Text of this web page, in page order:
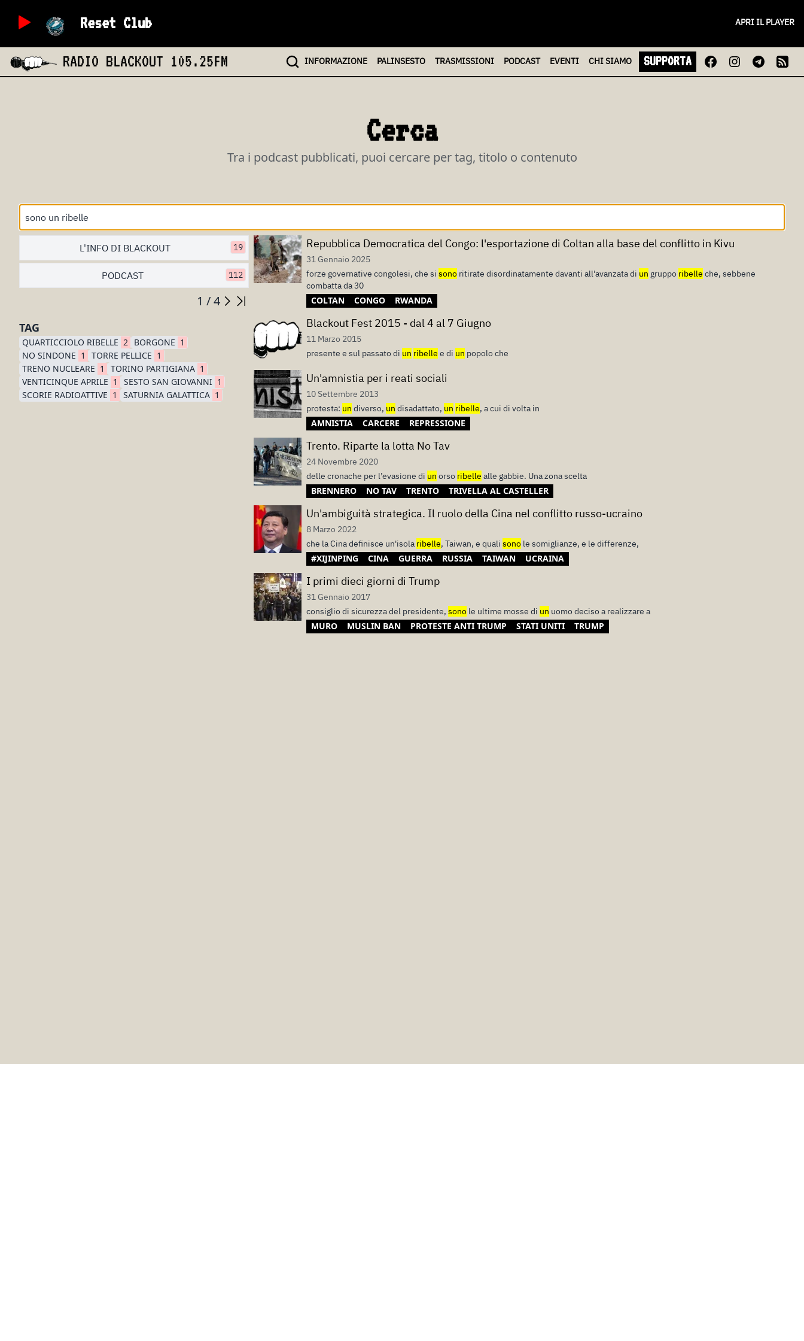
Reset Club APRI IL PLAYER
RADIO BLACKOUT 105.25FM INFORMAZIONE PALINSESTO TRASMISSIONI PODCAST EVENTI CHISIAMO SUPPORTA
Cerca
Tra i podcast pubblicati, puoi cercare per tag, titolo o contenuto
L'INFO DI BLACKOUT 19
PODCAST 112
1 / 4
TAG
QUARTICCIOLO RIBELLE 2 BORGONE 1
NO SINDONE 1 TORRE PELLICE 1
TRENO NUCLEARE 1 TORINO PARTIGIANA 1
VENTICINQUE APRILE 1 SESTO SAN GIOVANNI 1
SCORIE RADIOATTIVE 1 SATURNIA GALATTICA 1
Repubblica Democratica del Congo: l'esportazione di Coltan alla base del conflitto in Kivu
31 Gennaio 2025
forze governative congolesi, che si sono ritirate disordinatamente davanti all'avanzata di un gruppo ribelle che, sebbene
combatta da 30
COLTAN CONGO RWANDA
Blackout Fest 2015 - dal 4 al 7 Giugno
11 Marzo 2015
presente e sul passato di un ribelle e di un popolo che
Un'amnistia per i reati sociali
10 Settembre 2013
protesta: un diverso, un disadattato, un ribelle, a cui di volta in
AMNISTIA CARCERE REPRESSIONE
Trento. Riparte la lotta No Tav
24 Novembre 2020
delle cronache per l’evasione di un orso ribelle alle gabbie. Una zona scelta
BRENNERO NO TAV TRENTO TRIVELLA AL CASTELLER
Un'ambiguità strategica. Il ruolo della Cina nel conflitto russo-ucraino
8 Marzo 2022
che la Cina definisce un'isola ribelle, Taiwan, e quali sono le somiglianze, e le differenze,
#XIJINPING CINA GUERRA RUSSIA TAIWAN UCRAINA
I primi dieci giorni di Trump
31 Gennaio 2017
consiglio di sicurezza del presidente, sono le ultime mosse di un uomo deciso a realizzare a
MURO MUSLIN BAN PROTESTE ANTI TRUMP STATI UNITI TRUMP